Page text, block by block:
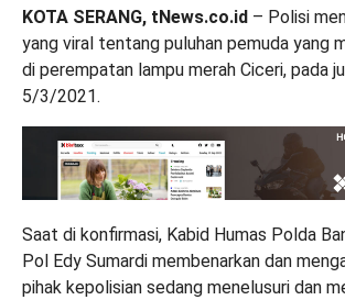
KOTA SERANG, tNews.co.id – Polisi
yang viral tentang puluhan pemuda yang
di perempatan lampu merah Ciceri, pada
5/3/2021.
Saat di konfirmasi, Kabid Humas Polda
Pol Edy Sumardi membenarkan dan
pihak kepolisian sedang menelusuri dan